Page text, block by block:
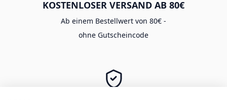
KOSTENLOSER VERSAND AB 80€
Ab einem Bestellwert von 80€ -
ohne Gutscheincode